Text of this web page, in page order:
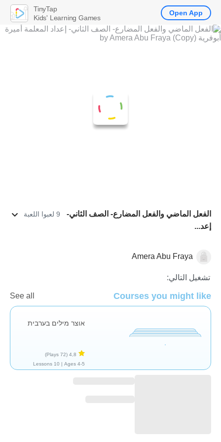
الفعل الماضي والفعل المضارع- الصف الثاني-
إعد...
9 لعبوا اللعبة
العربيةAmera Abu Fraya
تشغيل التالي:
Courses you might like
See all
אוצר מילים בערבית
4,8
(72 Plays)
Ages 4-5 |
10 Lessons
TinyTap
Kids' Learning Games
Open App